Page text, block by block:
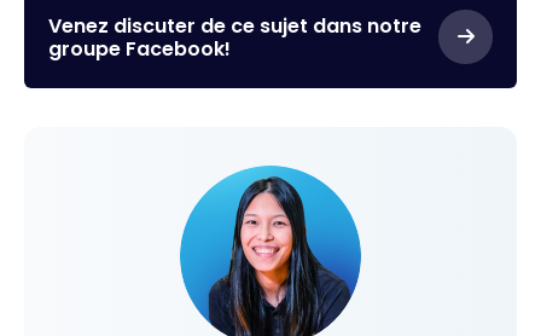
Venez discuter de ce sujet dans notre
groupe Facebook!